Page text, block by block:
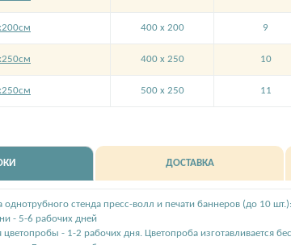
400 x 200 9
400 x 250 10
500 x 250 11
ДОСТАВКА
однотрубного стенда пресс-волл и печати баннеров (до 10
- 5-6 рабочих дней
цветопробы - 1-2 рабочих дня. Цветопроба изготавливается